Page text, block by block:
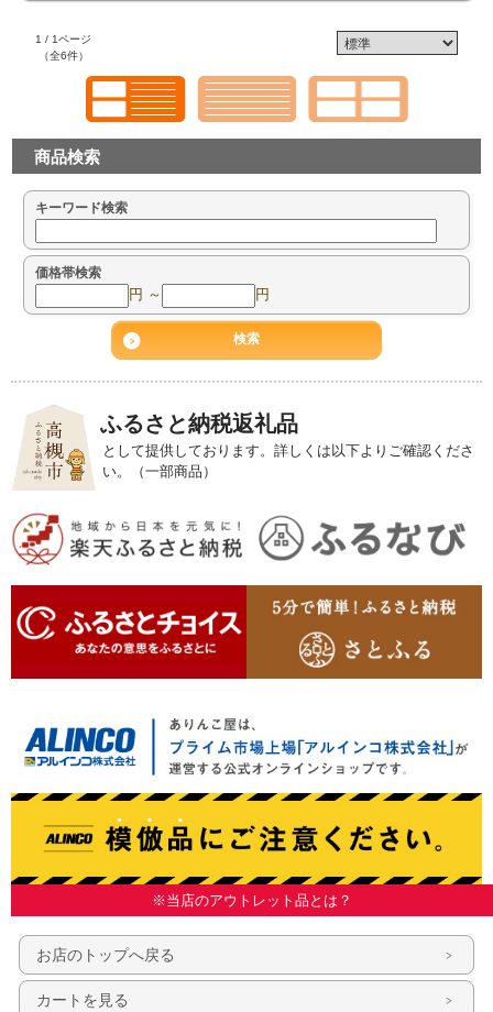
1 / 1ページ
（全6件）
商品検索
キーワード検索
価格帯検索
円 ～ 円
ふるさと納税返礼品
として提供しております。詳しくは以下よりご確認くださ
い。（一部商品）
※当店のアウトレット品とは？
お店のトップへ戻る
カートを見る